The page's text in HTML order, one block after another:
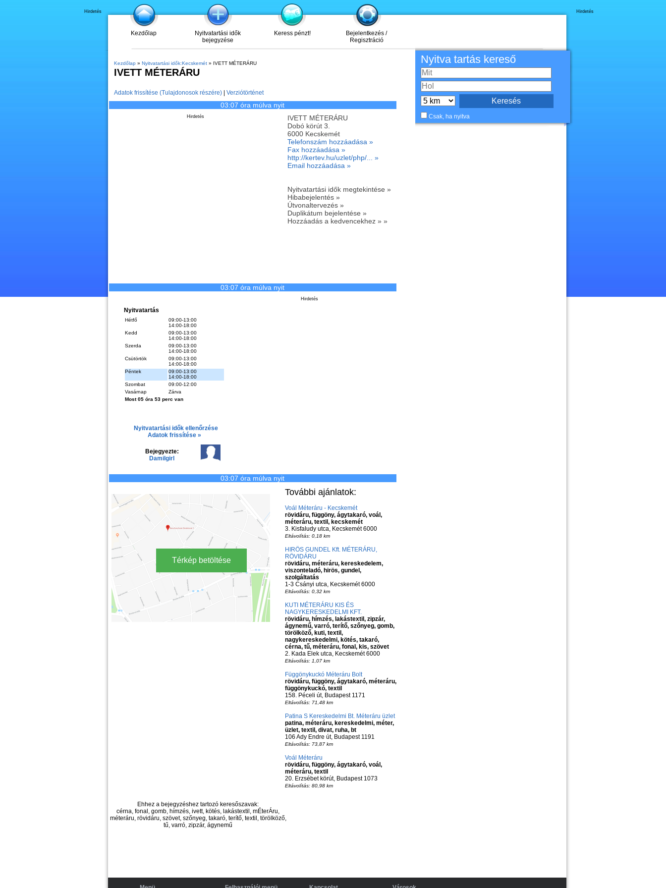
Kezdőlap
Nyitvatartási idők
bejegyzése
Keress pénzt!
Bejelentkezés /
Regisztráció
Hirdetés
Kezdőlap» Nyitvatartási idők:Kecskemét» IVETT MÉTERÁRU
IVETT MÉTERÁRU
Adatok frissítése (Tulajdonosok részére)| Verziótörténet
03:07 óra múlva nyit
IVETT MÉTERÁRU
Dobó körút 3.
6000 Kecskemét
Telefonszám hozzáadása »
Fax hozzáadása »
http://kertev.hu/uzlet/php/... »
Email hozzáadása »
Nyitvatartási idők megtekintése »
Hibabejelentés »
Útvonaltervezés »
Duplikátum bejelentése »
Hozzáadás a kedvencekhez » »
Hirdetés
03:07 óra múlva nyit
Hirdetés
Nyitvatartás
Hétfő
09:00-13:00
14:00-18:00
Kedd
09:00-13:00
14:00-18:00
Szerda
09:00-13:00
14:00-18:00
Csütörtök
09:00-13:00
14:00-18:00
Péntek
09:00-13:00
14:00-18:00
Szombat
09:00-12:00
Vasárnap
Zárva
Most 05 óra 53 perc van
Nyitvatartási idők ellenőrzése
Adatok frissítése »
Bejegyezte:
Damilgirl
03:07 óra múlva nyit
Térkép betöltése
További ajánlatok:
Voál Méteráru - Kecskemét
rövidáru, függöny, ágytakaró, voál,
méteráru, textil, kecskemét
3. Kisfaludy utca, Kecskemét 6000
Eltávolítás: 0,18 km
HIRÖS GUNDEL Kft. MÉTERÁRU,
RÖVIDÁRU
rövidáru, méteráru, kereskedelem,
viszonteladó, hirös, gundel,
szolgáltatás
1-3 Csányi utca, Kecskemét 6000
Eltávolítás: 0,32 km
KUTI MÉTERÁRU KIS ÉS
NAGYKERESKEDELMI KFT.
rövidáru, hímzés, lakástextil, zipzár,
ágynemű, varró, terítő, szőnyeg, gomb,
törölköző, kuti, textil,
nagykereskedelmi, kötés, takaró,
cérna, tű, méteráru, fonal, kis, szövet
2. Kada Elek utca, Kecskemét 6000
Eltávolítás: 1,07 km
Függönykuckó Méteráru Bolt
rövidáru, függöny, ágytakaró, méteráru,
függönykuckó, textil
158. Péceli út, Budapest 1171
Eltávolítás: 71,48 km
Patina S Kereskedelmi Bt. Méteráru üzlet
patina, méteráru, kereskedelmi, méter,
üzlet, textil, divat, ruha, bt
106 Ady Endre út, Budapest 1191
Eltávolítás: 73,87 km
Voál Méteráru
rövidáru, függöny, ágytakaró, voál,
méteráru, textil
20. Erzsébet körút, Budapest 1073
Eltávolítás: 80,98 km
Ehhez a bejegyzéshez tartozó keresőszavak:
cérna, fonal, gomb, hímzés, ivett, kötés, lakástextil, mÉterÁru,
méteráru, rövidáru, szövet, szőnyeg, takaró, terítő, textil, törölköző,
tű, varró, zipzár, ágynemű
Hirdetés
Nyitva tartás kereső
Csak, ha nyitva